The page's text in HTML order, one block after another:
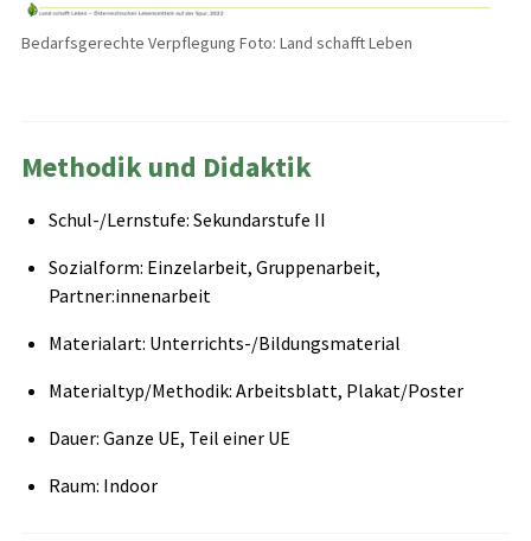
Bedarfsgerechte Verpflegung Foto: Land schafft Leben
Methodik und Didaktik
Schul-/Lernstufe: Sekundarstufe II
Sozialform: Einzelarbeit, Gruppenarbeit,
Partner:innenarbeit
Materialart: Unterrichts-/Bildungsmaterial
Materialtyp/Methodik: Arbeitsblatt, Plakat/Poster
Dauer: Ganze UE, Teil einer UE
Raum: Indoor